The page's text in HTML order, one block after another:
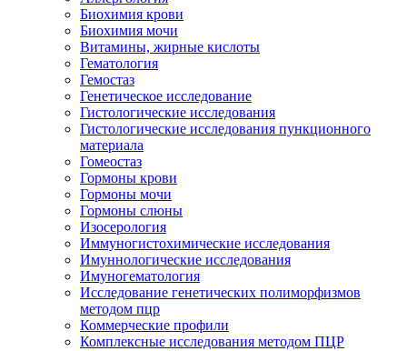
Биохимия крови
Биохимия мочи
Витамины, жирные кислоты
Гематология
Гемостаз
Генетическое исследование
Гистологические исследования
Гистологические исследования пункционного
материала
Гомеостаз
Гормоны крови
Гормоны мочи
Гормоны слюны
Изосерология
Иммуногистохимические исследования
Имуннологические исследования
Имуногематология
Исследование генетических полиморфизмов
методом пцр
Коммерческие профили
Комплексные исследования методом ПЦР